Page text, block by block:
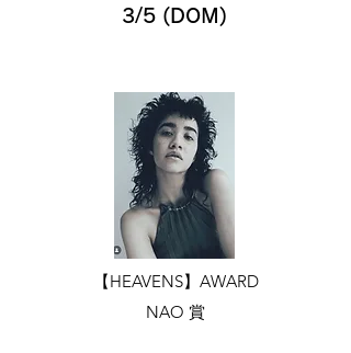
3/5 (DOM)
​【HEAVENS】AWARD
NAO 賞